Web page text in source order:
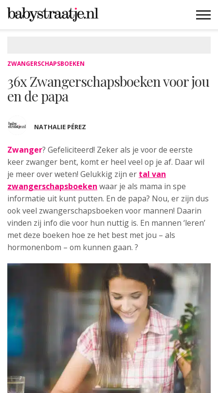
ZWANGERSCHAPSBOEKEN
36x Zwangerschapsboeken voor jou
en de papa
NATHALIE PÉREZ
Zwanger? Gefeliciteerd! Zeker als je voor de eerste
keer zwanger bent, komt er heel veel op je af. Daar wil
je meer over weten! Gelukkig zijn er tal van
zwangerschapsboeken waar je als mama in spe
informatie uit kunt putten. En de papa? Nou, er zijn dus
ook veel zwangerschapsboeken voor mannen! Daarin
vinden zij info die voor hun nuttig is. En mannen ‘leren’
met deze boeken hoe ze het best met jou – als
hormonenbom – om kunnen gaan. ?